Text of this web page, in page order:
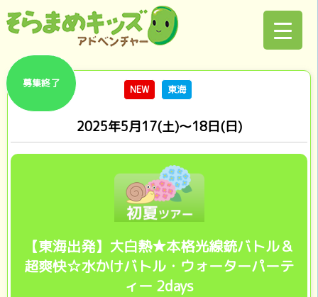
募集終了 NEW 東海
2025年5月17(土)～18日(日)
【東海出発】大白熱★本格光線銃バトル＆
超爽快☆水かけバトル・ウォーターパーテ
ィー 2days